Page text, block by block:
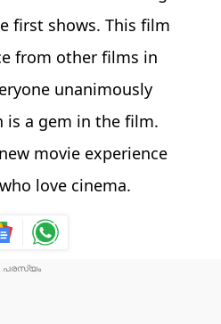
first shows. This film
from other films in
unanimously
is a gem in the film.
movie experience
love cinema.